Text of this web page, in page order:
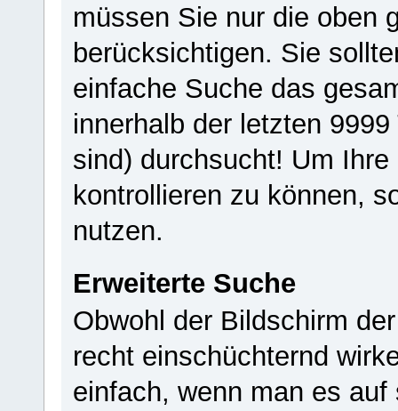
müssen Sie nur die oben
berücksichtigen. Sie
einfache Suche das
innerhalb der letzten
sind) durchsucht! Um
kontrollieren zu können,
nutzen.
Erweiterte Suche
Obwohl der Bildschirm
recht einschüchternd
einfach, wenn man es